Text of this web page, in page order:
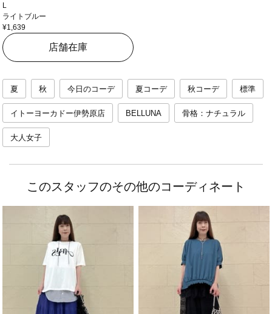
L
ライトブルー
¥1,639
店舗在庫
夏 秋 今日のコーデ 夏コーデ 秋コーデ 標準
イトーヨーカドー伊勢原店 BELLUNA 骨格：ナチュラル
大人女子
このスタッフのその他のコーディネート